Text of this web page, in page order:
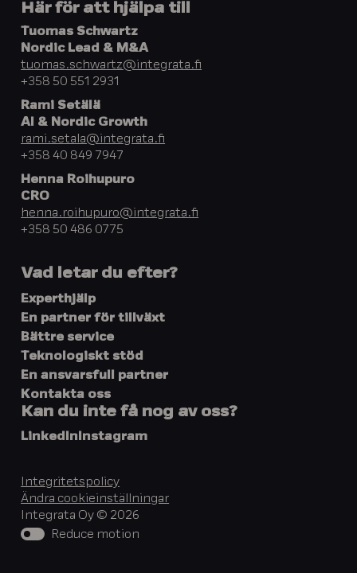
Här för att hjälpa till
Tuomas Schwartz
Nordic Lead & M&A
tuomas.schwartz@integrata.fi
+358 50 551 2931
Rami Setälä
AI & Nordic Growth
rami.setala@integrata.fi
+358 40 849 7947
Henna Roihupuro
CRO
henna.roihupuro@integrata.fi
+358 50 486 0775
Vad letar du efter?
Experthjälp
En partner för tillväxt
Bättre service
Teknologiskt stöd
En ansvarsfull partner
Kontakta oss
Kan du inte få nog av oss?
LinkedInInstagram
Integritetspolicy
Ändra cookieinställningar
Integrata Oy © 2026
Reduce motion